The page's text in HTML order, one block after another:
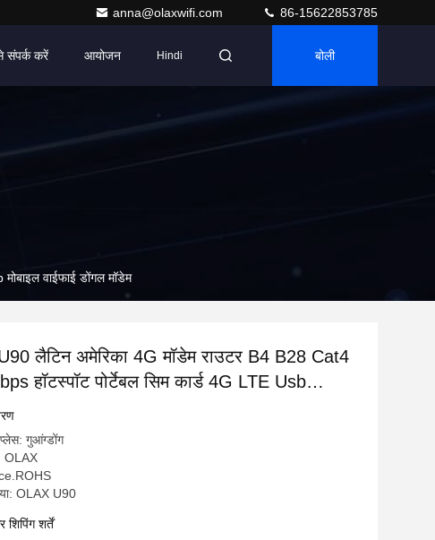
anna@olaxwifi.com 86-15622853785
संपर्क करें आयोजन Hindi बोली
वाईफाई डोंगल मॉडेम
लैटिन अमेरिका 4G मॉडेम राउटर B4 B28 Cat4
हॉटस्पॉट पोर्टेबल सिम कार्ड 4G LTE Usb
वाईफाई डोंगल मॉडेम
प्लेस: गुआंग्डोंग
OLAX
OLAX U90
शर्तें